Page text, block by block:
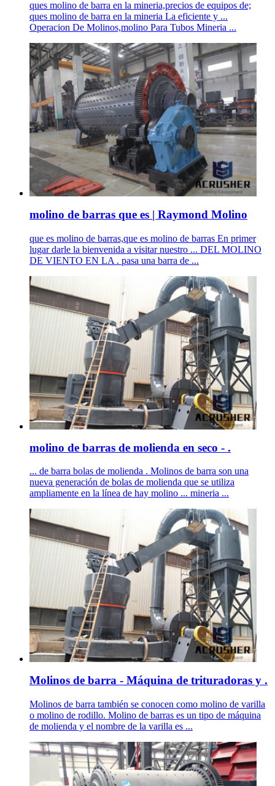
ques molino de barra en la mineria,precios de equipos de;
ques molino de barra en la mineria La eficiente y ...
Operacion De Molinos,molino Para Tubos Mineria ...
molino de barras que es | Raymond Molino
que es molino de barras,que es molino de barras En primer
lugar darle la bienvenida a visitar nuestro ... DEL MOLINO
DE VIENTO EN LA . pasa una barra de ...
molino de barras de molienda en seco - .
... de barra bolas de molienda . Molinos de barra son una
nueva generación de bolas de molienda que se utiliza
ampliamente en la línea de hay molino ... mineria ...
Molinos de barra - Máquina de trituradoras y .
Molinos de barra también se conocen como molino de varilla
o molino de rodillo. Molino de barras es un tipo de máquina
de molienda y el nombre de la varilla es ...